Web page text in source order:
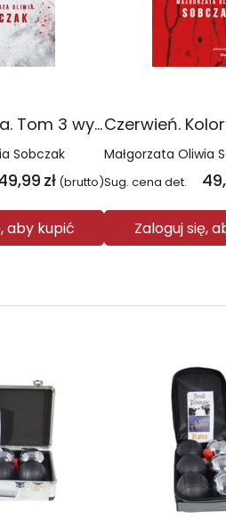
Biel. Kolory zła. Tom 3 wyd. 2025
Sobczak
zł (brutto)
aby kupić
Małgorzata Oliwia
Sug. cena det.
Zaloguj się,